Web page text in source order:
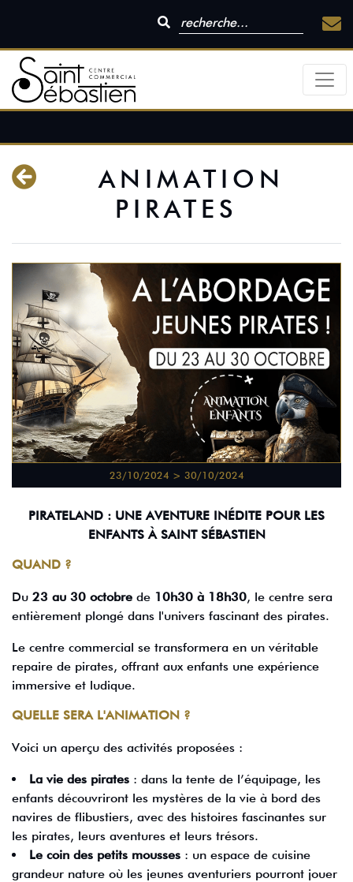
ANIMATION
PIRATES
23/10/2024 > 30/10/2024
PIRATELAND : UNE AVENTURE INÉDITE POUR LES
ENFANTS À SAINT SÉBASTIEN
QUAND ?
Du 23 au 30 octobre de 10h30 à 18h30, le centre sera
entièrement plongé dans l'univers fascinant des pirates.
Le centre commercial se transformera en un véritable
repaire de pirates, offrant aux enfants une expérience
immersive et ludique.
QUELLE SERA L'ANIMATION ?
Voici un aperçu des activités proposées :
La vie des pirates : dans la tente de l’équipage, les
enfants découvriront les mystères de la vie à bord des
navires de flibustiers, avec des histoires fascinantes sur
les pirates, leurs aventures et leurs trésors.
Le coin des petits mousses : un espace de cuisine
grandeur nature où les jeunes aventuriers pourront jouer